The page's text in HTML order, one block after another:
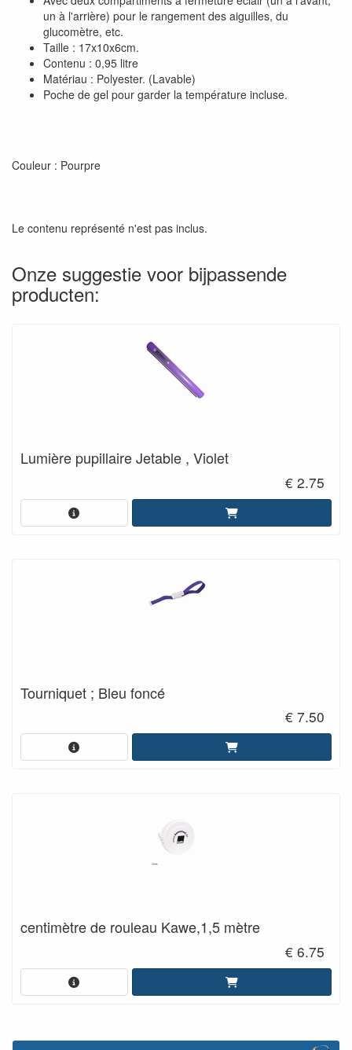
un à l'arrière) pour le rangement des aiguilles, du
glucomètre, etc.
Taille : 17x10x6cm.
Contenu : 0,95 litre
Matériau : Polyester. (Lavable)
Poche de gel pour garder la température incluse.
Couleur : Pourpre
Le contenu représenté n'est pas inclus.
Onze suggestie voor bijpassende
producten:
Lumière pupillaire Jetable , Violet
€ 2.75
Tourniquet ; Bleu foncé
€ 7.50
centimètre de rouleau Kawe,1,5 mètre
€ 6.75